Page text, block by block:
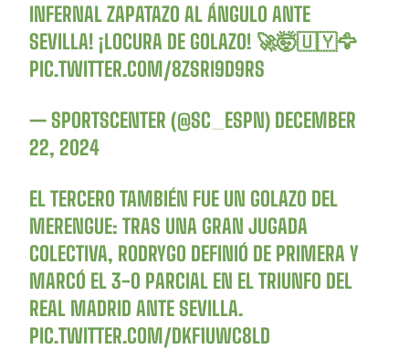
INFERNAL ZAPATAZO AL ÁNGULO ANTE
SEVILLA! ¡LOCURA DE GOLAZO! 🚀🤯🇺🇾🦅
PIC.TWITTER.COM/8ZSRI9D9RS
— SPORTSCENTER (@SC_ESPN) DECEMBER
22, 2024
EL TERCERO TAMBIÉN FUE UN GOLAZO DEL
MERENGUE: TRAS UNA GRAN JUGADA
COLECTIVA, RODRYGO DEFINIÓ DE PRIMERA Y
MARCÓ EL 3-0 PARCIAL EN EL TRIUNFO DEL
REAL MADRID ANTE SEVILLA.
PIC.TWITTER.COM/DKF1UWC8LD